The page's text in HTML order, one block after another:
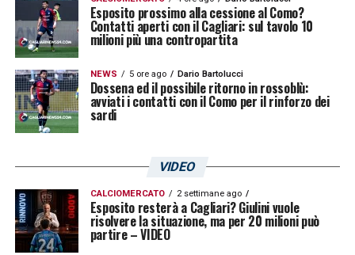
Esposito prossimo alla cessione al Como?
Contatti aperti con il Cagliari: sul tavolo 10
milioni più una contropartita
NEWS 5 ore ago Dario Bartolucci
Dossena ed il possibile ritorno in rossoblù:
avviati i contatti con il Como per il rinforzo dei
sardi
VIDEO
CALCIOMERCATO 2 settimane ago
Esposito resterà a Cagliari? Giulini vuole
risolvere la situazione, ma per 20 milioni può
partire – VIDEO